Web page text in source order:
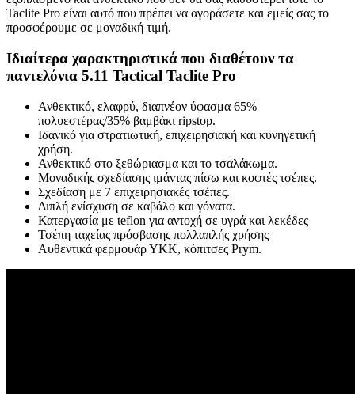
Taclite Pro είναι αυτό που πρέπει να αγοράσετε και εμείς σας το
προσφέρουμε σε μοναδική τιμή.
Ιδιαίτερα χαρακτηριστικά που διαθέτουν τα
παντελόνια 5.11 Tactical Taclite Pro
Ανθεκτικό, ελαφρύ, διαπνέον ύφασμα 65%
πολυεστέρας/35% βαμβάκι ripstop.
Ιδανικό για στρατιωτική, επιχειρησιακή και κυνηγετική
χρήση.
Ανθεκτικό στο ξεθώριασμα και το τσαλάκωμα.
Μοναδικής σχεδίασης ιμάντας πίσω και κοφτές τσέπες.
Σχεδίαση με 7 επιχειρησιακές τσέπες.
Διπλή ενίσχυση σε καβάλο και γόνατα.
Κατεργασία με teflon για αντοχή σε υγρά και λεκέδες
Τσέπη ταχείας πρόσβασης πολλαπλής χρήσης
Αυθεντικά φερμουάρ ΥΚΚ, κόπιτσες Prym.